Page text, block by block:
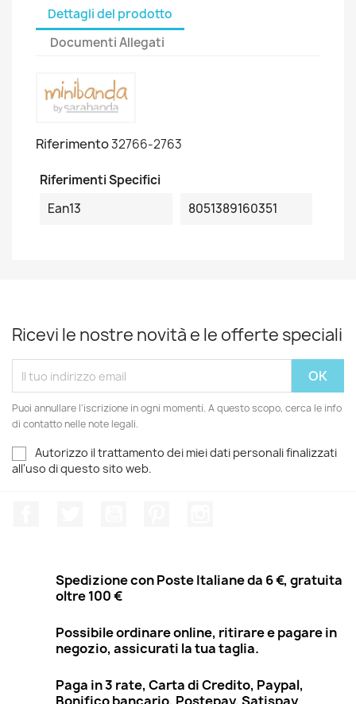
Dettagli del prodotto
Documenti Allegati
Riferimento32766-2763
Riferimenti Specifici
Ean13
8051389160351
Ricevi le nostre novità e le offerte speciali
Puoi annullare l'iscrizione in ogni momenti. A questo scopo, cerca le info
di contatto nelle note legali.
Autorizzo il trattamento dei miei dati personali finalizzati
all'uso di questo sito web.
Spedizione con Poste Italiane da 6 €, gratuita
oltre 100 €
Possibile ordinare online, ritirare e pagare in
negozio, assicurati la tua taglia.
Paga in 3 rate, Carta di Credito, Paypal,